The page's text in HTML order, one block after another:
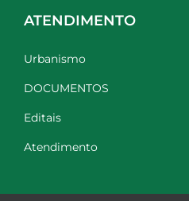
ATENDIMENTO
Urbanismo
DOCUMENTOS
Editais
Atendimento